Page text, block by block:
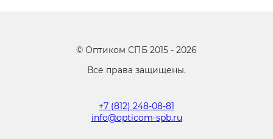
© Оптиком СПБ 2015 - 2026
Все права защищены.
+7 (812) 248-08-81
info@opticom-spb.ru